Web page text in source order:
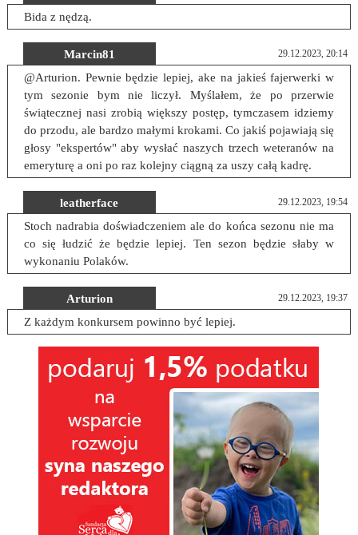
Bida z nędzą.
Marcin81 29.12.2023, 20:14
@Arturion. Pewnie będzie lepiej, ake na jakieś fajerwerki w
tym sezonie bym nie liczył. Myślałem, że po przerwie
świątecznej nasi zrobią większy postęp, tymczasem idziemy
do przodu, ale bardzo małymi krokami. Co jakiś pojawiają się
głosy "ekspertów" aby wysłać naszych trzech weteranów na
emeryturę a oni po raz kolejny ciągną za uszy całą kadrę.
leatherface 29.12.2023, 19:54
Stoch nadrabia doświadczeniem ale do końca sezonu nie ma
co się łudzić że będzie lepiej. Ten sezon będzie słaby w
wykonaniu Polaków.
Arturion 29.12.2023, 19:37
Z każdym konkursem powinno być lepiej.